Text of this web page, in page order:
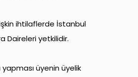
ihtilaflerde İstanbul
Daireleri yetkilidir.
yapması üyenin üyelik